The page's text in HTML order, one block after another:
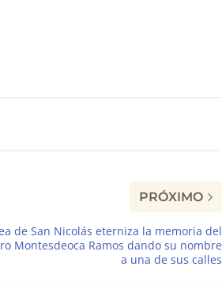
PRÓXIMO
de San Nicolás eterniza la memoria del
Montesdeoca Ramos dando su nombre
a una de sus calles